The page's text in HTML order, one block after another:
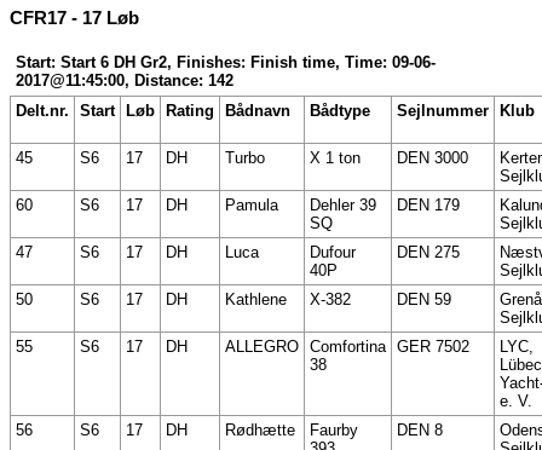
CFR17 - 17 Løb
Start: Start 6 DH Gr2, Finishes: Finish time, Time: 09-06-
2017@11:45:00, Distance: 142
Delt.nr.
Start Løb Rating Bådnavn Bådtype Sejlnummer Klub
45 S6 17 DH Turbo X 1 ton DEN 3000
60
S6 17 DH Pamula
Dehler 39
SQ
DEN 179
47
S6 17 DH Luca
Dufour
40P
DEN 275
50
S6 17 DH Kathlene X-382 DEN 59
Grenå
55
S6 17 DH ALLEGRO Comfortina
38
GER 7502
LYC,
e. V.
56
S6 17 DH Rødhætte
Faurby
DEN 8